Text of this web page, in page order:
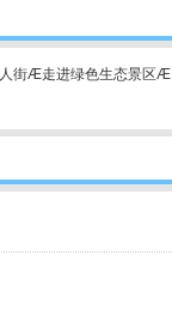
街Æ走进绿色生态景区